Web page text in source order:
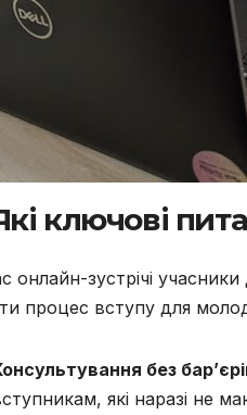
ключові
онлайн-зустрічі
процес вступу для
без
які наразі не